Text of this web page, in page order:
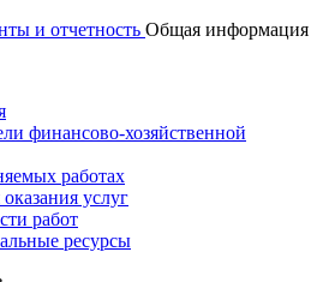
и отчетность Общая информация
финансово-хозяйственной
работах
услуг
работ
ресурсы